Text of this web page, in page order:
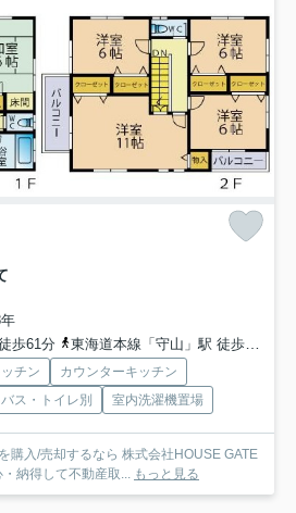
歩61分
東海道本線「守山」駅 徒歩83分
チン
カウンターキッチン
バス・トイレ別 室内洗濯機置場
購入/売却するなら 株式会社HOUSE GATE
納得して不動産取...
もっと見る